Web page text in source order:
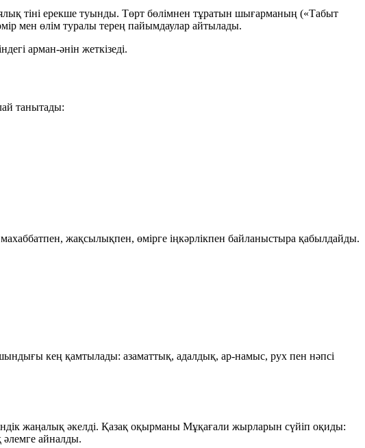
тіні ерекше туынды. Төрт бөлімнен тұратын шығарманың («Табыт
мен өлім туралы терең пайымдаулар айтылады.
арман-әнін жеткізеді.
танытады:
жақсылықпен, өмірге іңкәрлікпен байланыстыра қабылдайды.
кең қамтылады: азаматтық, адалдық, ар-намыс, рух пен нәпсі
жаңалық әкелді. Қазақ оқырманы Мұқағали жырларын сүйіп оқиды:
айналды.